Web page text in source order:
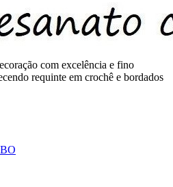
com excelência e fino
requinte em crochê e bordados